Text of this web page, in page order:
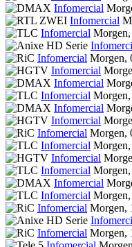
Infomercial
Infomercial
Infomercial
Infomercial Morgen,
Infomercial
Infomercial
Infomercial
Infomercial
Infomercial
Infomercial Morgen,
Infomercial
Infomercial
Infomercial
Infomercial
Infomercial
Infomercial Morgen,
Infomercial Morgen,